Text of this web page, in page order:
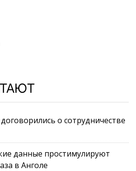
о сотрудничестве
данные простимулируют
в Анголе